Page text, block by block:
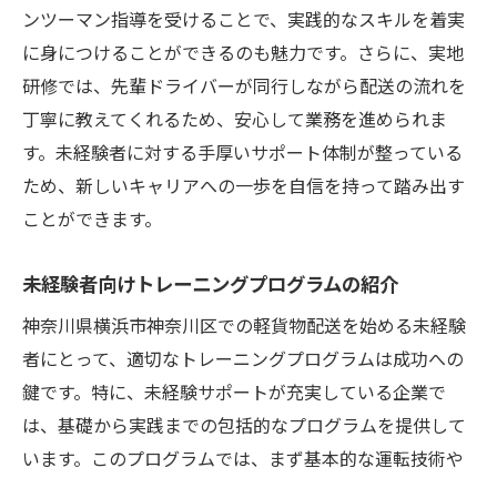
新しいキャリアを手にする未経験者向け軽貨物
配送の基本ステップ
初めての軽貨物配送：知っておくべきこと
未経験者のための効率的な配送ルートの組
み立て方
配送の基本技術とマナーを学ぶ
軽貨物配送での安全運転の心得
未経験者が最初に取り組むべき課題と対策
安心して始められる神奈川区の軽貨物配送未経
験者サポートの魅力
未経験者に最適なサポートプランとは
神奈川区でのサポート活用事例
ンツーマン指導を受けることで、実践的なスキルを着実
に身につけることができるのも魅力です。さらに、実地
研修では、先輩ドライバーが同行しながら配送の流れを
丁寧に教えてくれるため、安心して業務を進められま
す。未経験者に対する手厚いサポート体制が整っている
ため、新しいキャリアへの一歩を自信を持って踏み出す
ことができます。
未経験者向けトレーニングプログラムの紹介
神奈川県横浜市神奈川区での軽貨物配送を始める未経験
者にとって、適切なトレーニングプログラムは成功への
鍵です。特に、未経験サポートが充実している企業で
は、基礎から実践までの包括的なプログラムを提供して
います。このプログラムでは、まず基本的な運転技術や